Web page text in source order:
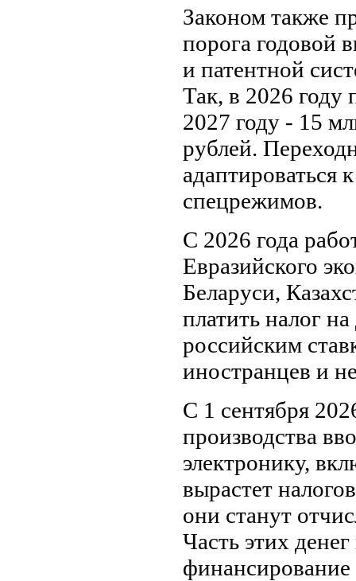
Законом также
порога годовой
и патентной
Так, в 2026 году
2027 году - 15
рублей.
адаптироваться
спецрежимов.
С 2026 года
Евразийского
Беларуси,
платить налог
российским
иностранцев и
С 1 сентября
производства
электронику,
вырастет
они станут
Часть этих
финансирование